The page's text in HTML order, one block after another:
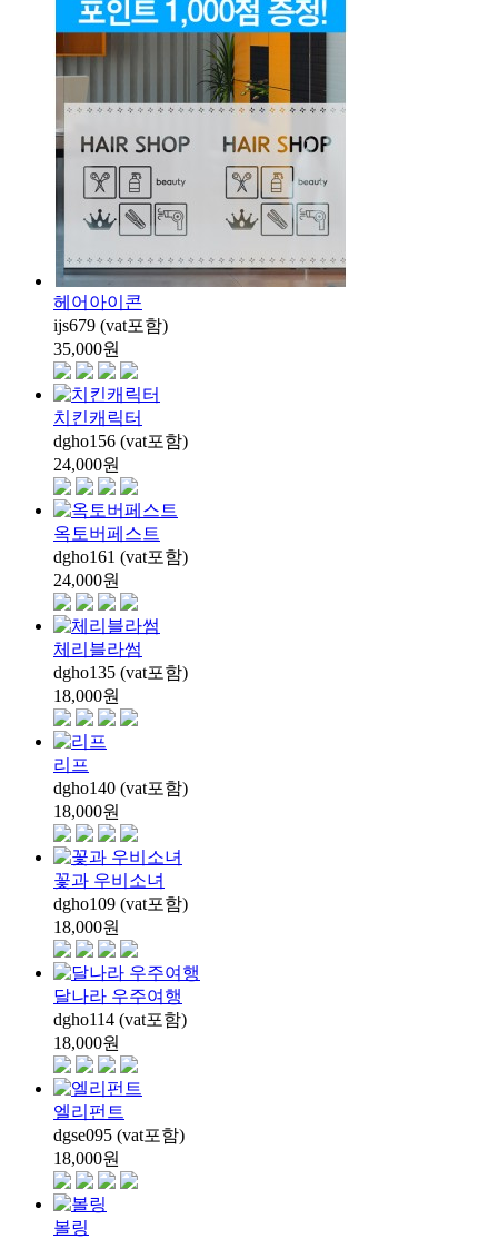
헤어아이콘
ijs679 (vat포함)
35,000원
치킨캐릭터
dgho156 (vat포함)
24,000원
옥토버페스트
dgho161 (vat포함)
24,000원
체리블라썸
dgho135 (vat포함)
18,000원
리프
dgho140 (vat포함)
18,000원
꽃과 우비소녀
dgho109 (vat포함)
18,000원
달나라 우주여행
dgho114 (vat포함)
18,000원
엘리펀트
dgse095 (vat포함)
18,000원
볼링